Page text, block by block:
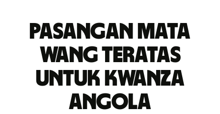
Pasangan mata
wang teratas
untuk kwanza
Angola